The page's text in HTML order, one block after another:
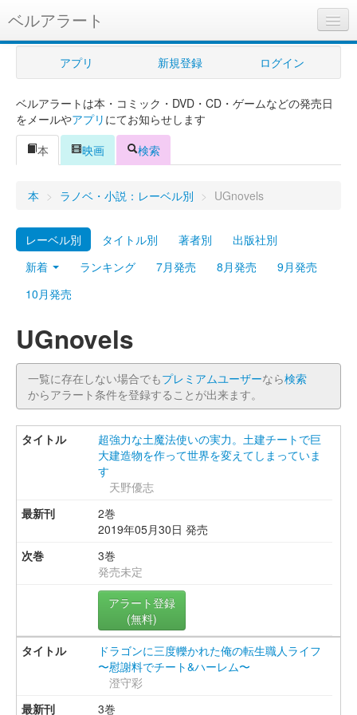
ベルアラート
ベルアラートとは
ヘルプ
新規登録
ログイン
Myシェルフ
プレミアム
アプリ 新規登録 ログイン
ベルアラートは本・コミック・DVD・CD・ゲームなどの発売日
をメールやアプリ にてお知らせします
本
映画 検索
本 > ラノベ・小説：レーベル別 > UGnovels
レーベル別 タイトル別 著者別
出版社別
新着
ランキング 7月発売 8月発売
9月発売
10月発売
UGnovels
一覧に存在しない場合でもプレミアムユーザーなら検索
からアラート条件を登録することが出来ます。
超強力な土魔法使いの実力。土建チートで巨
大建造物を作って世界を変えてしまっていま
す
天野優志
2巻
2019年05月30日 発売
3巻
発売未定
アラート登録
(無料)
ドラゴンに三度轢かれた俺の転生職人ライフ
〜慰謝料でチート&ハーレム〜
澄守彩
3巻